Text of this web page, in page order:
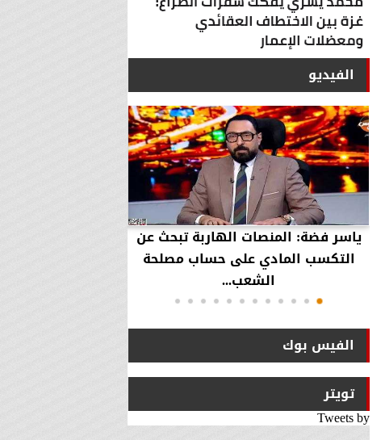
الفيديو
ياسر فضة: المنصات الهاربة تبحث عن
التكسب المادي على حساب مصلحة
الشعب...
الفيس بوك
تويتر
Tweets by